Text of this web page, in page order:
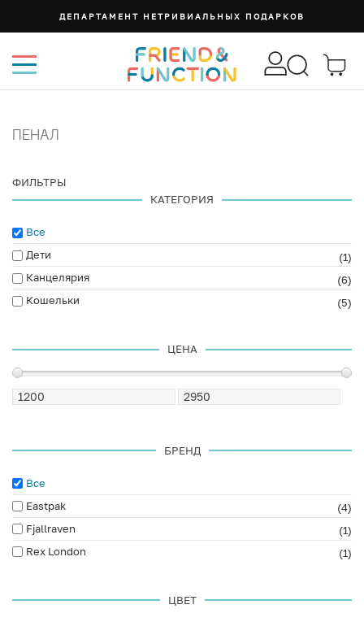
ДЕПАРТАМЕНТ НЕТРИВИАЛЬНЫХ ПОДАРКОВ
ПЕНАЛ
ФИЛЬТРЫ
КАТЕГОРИЯ
Все
Дети
(1)
Канцелярия
(6)
Кошельки
(5)
ЦЕНА
БРЕНД
Все
Eastpak
(4)
Fjallraven
(1)
Rex London
(1)
ЦВЕТ